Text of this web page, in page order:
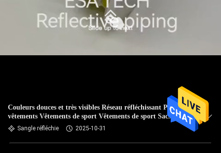
Couleurs douces et très visibles Réseau réfléchissant Pour les
vêtements Vêtements de sport Vêtements de sport Sacs
Sangle réfléchie 2025-10-31